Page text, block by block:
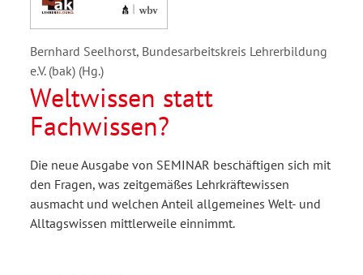
Bernhard Seelhorst, Bundesarbeitskreis Lehrerbildung
e.V. (bak) (Hg.)
Weltwissen statt
Fachwissen?
Die neue Ausgabe von SEMINAR beschäftigen sich mit
den Fragen, was zeitgemäßes Lehrkräftewissen
ausmacht und welchen Anteil allgemeines Welt- und
Alltagswissen mittlerweile einnimmt.